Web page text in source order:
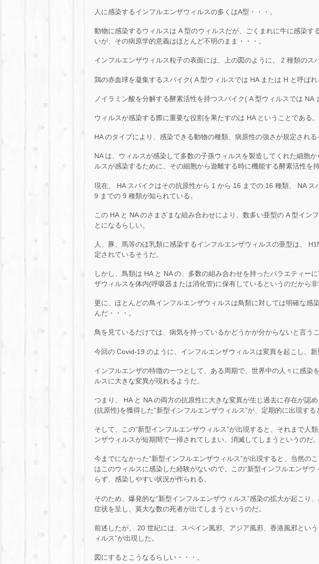
人に感染するインフルエンザウィルスの多くはA型・・・。
動物に感染するウィルスは A 型のウィルスだが、ごくまれに牛に感染す
いが、その病原学的意義はほとんど不明のまま・・・。
インフルエンザウィルス粒子の表面には、上の図のように、 2 種類のス
鶏の赤血球を凝集するスパイク( A 型ウィルスでは HA または H と呼ばれ
ノイラミン酸を分解する酵素活性を持つスパイク( A 型ウィルスでは NA
ウィルスが感染する際に重要な役割を果たすのは HA ということである。
HA のタイプにより、感染できる動物の種類、病原性の強さが規定される
NA は、ウィルスが感染して多数の子孫ウィルスを製造してくれた細胞
ルスが感染するために、その細胞から遊離する時に機能する酵素活性を
現在、 HA スパイクはその抗原性から 1 から 16 までの 16 種類、 NA ス
9 までの 9 種類が知られている。
この HA と NA のさまざまな組み合わせにより、数多い亜型の A 型イン
とになるらしい。
人、豚、馬等のほ乳類に感染するインフルエンザウィルスの亜型は、
定されているそうだ。
しかし、鳥類は HA と NA の、多数の組み合わせを持ったバラエティー
ザウィルスを体内(呼吸器または消化管)に保有しているというのだから非
更に、ほとんどの鳥インフルエンザウィルスは鳥類に対しては明確な感
んだ・・・。
鳥を見ているだけでは、病気を持っているかどうかが分からないと言うこ
今回の Covid-19 のように、インフルエンザウィルスは変異を起こし、新
インフルエンザの特徴の一つとして、ある周期で、世界中の人々に感染
ルスに大きな変異が現れるようだ。
つまり、 HA と NA の両方の抗原性に大きな変異が生じ過去に存在が認
(抗原性)を獲得した“新型インフルエンザウィルス”が、定期的に出現する
そして、この“新型インフルエンザウィルス”が出現すると、それまで人
ンザウィルスが短期間で一掃されてしまい、消滅してしまうというのだ。
今までになかった“新型インフルエンザウィルス”が出現すると、当然の
はこのウィルスに感染した経験がないので、この“新型インフルエンザウ
らず、感染しやすい状況が作られる。
そのため、爆発的な“新型インフルエンザウィルス”感染の拡大が起こり
症状を呈し、莫大な数の死者が出てしまうというのだ。
前述したが、 20 世紀には、スペイン風邪、アジア風邪、香港風邪とい
ィルス”が出現した。
図にするとこうなるらしい・・・。